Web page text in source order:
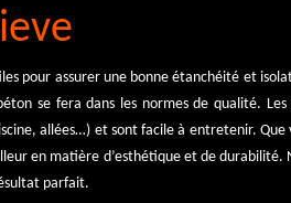
pour assurer une bonne étanchéité et
se fera dans les normes de qualité.
allées…) et sont facile à entretenir. Que
en matière d’esthétique et de durabilité.
parfait.